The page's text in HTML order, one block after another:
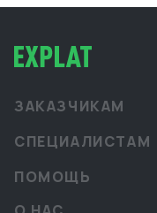
ЗАКАЗЧИКАМ
СПЕЦИАЛИСТАМ
ПОМОЩЬ